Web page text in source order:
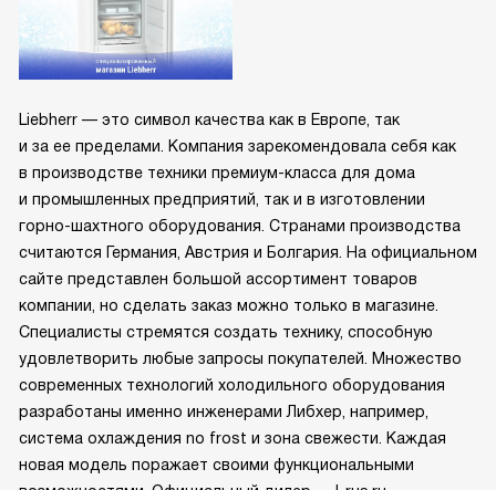
Liebherr — это символ качества как в Европе, так
и за ее пределами. Компания зарекомендовала себя как
в производстве техники премиум-класса для дома
и промышленных предприятий, так и в изготовлении
горно-шахтного оборудования. Странами производства
считаются Германия, Австрия и Болгария. На официальном
сайте представлен большой ассортимент товаров
компании, но сделать заказ можно только в магазине.
Специалисты стремятся создать технику, способную
удовлетворить любые запросы покупателей. Множество
современных технологий холодильного оборудования
разработаны именно инженерами Либхер, например,
система охлаждения no frost и зона свежести. Каждая
новая модель поражает своими функциональными